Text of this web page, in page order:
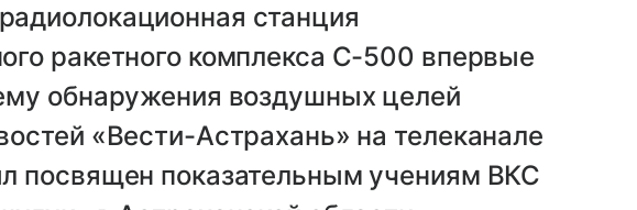
станция
ракетного комплекса С-500 впервые
обнаружения воздушных целей
«Вести-Астрахань» на телеканале
посвящен показательным учениям ВКС